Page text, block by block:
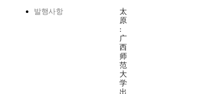
발행사항
太
原
:
广
西
师
范
大
学
出